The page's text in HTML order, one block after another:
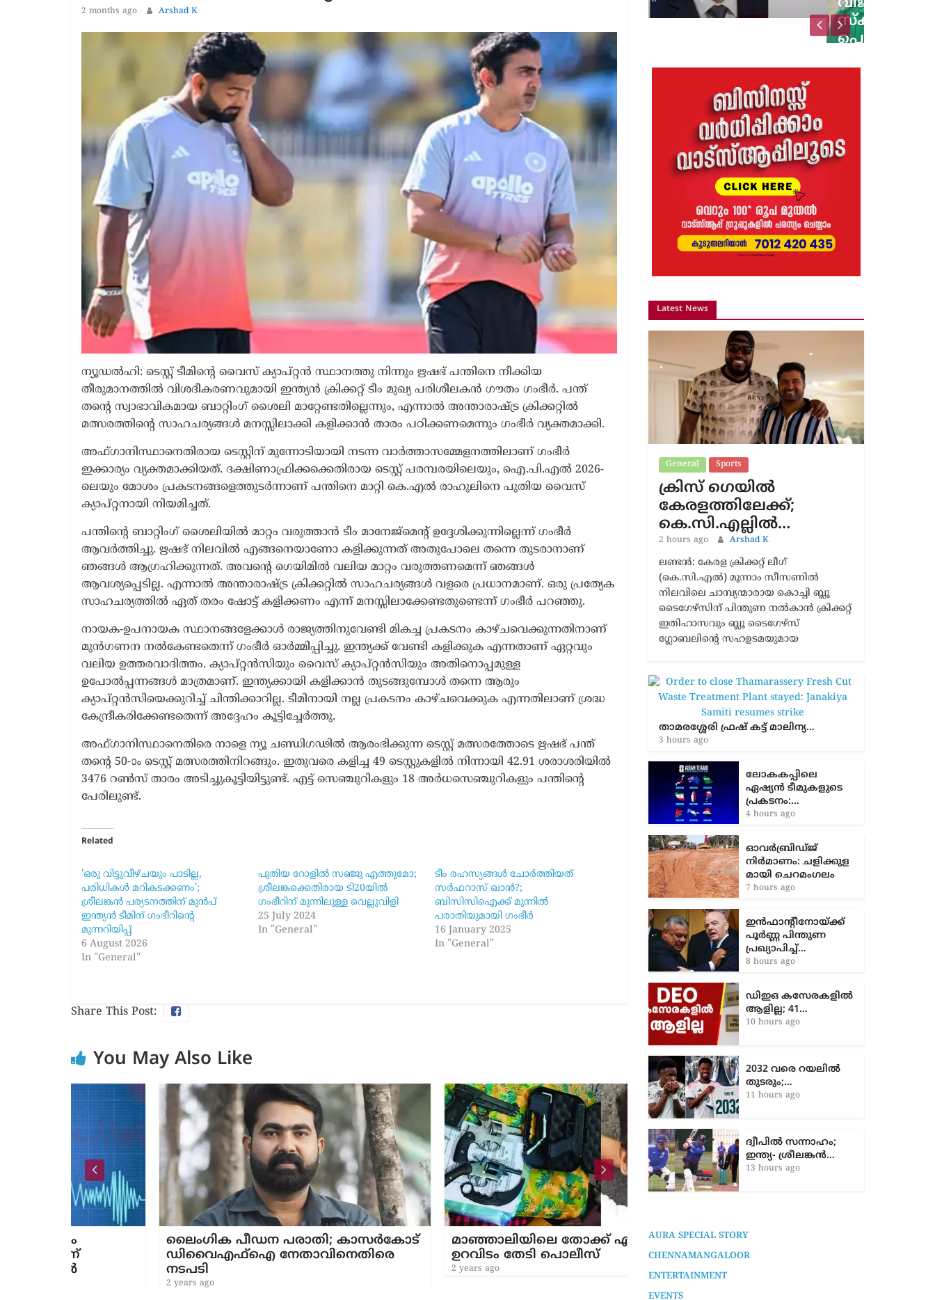
2 months ago Arshad K
ന്യൂഡൽഹി: ടെസ്റ്റ് ടീമിന്റെ വൈസ് ക്യാപ്റ്റൻ സ്ഥാനത്തു നിന്നും ഋഷഭ് പന്തിനെ നീക്കിയ
തീരുമാനത്തിൽ വിശദീകരണവുമായി ഇന്ത്യൻ ക്രിക്കറ്റ് ടീം മുഖ്യ പരിശീലകൻ ഗൗതം ഗംഭീർ. പന്ത്
തന്റെ സ്വാഭാവികമായ ബാറ്റിംഗ് ശൈലി മാറ്റേണ്ടതില്ലെന്നും, എന്നാൽ അന്താരാഷ്ട്ര ക്രിക്കറ്റിൽ
മത്സരത്തിന്റെ സാഹചര്യങ്ങൾ മനസ്സിലാക്കി കളിക്കാൻ താരം പഠിക്കണമെന്നും ഗംഭീർ വ്യക്തമാക്കി.
അഫ്ഗാനിസ്ഥാനെതിരായ ടെസ്റ്റിന് മുന്നോടിയായി നടന്ന വാർത്താസമ്മേളനത്തിലാണ് ഗംഭീർ
ഇക്കാര്യം വ്യക്തമാക്കിയത്. ദക്ഷിണാഫ്രിക്കക്കെതിരായ ടെസ്റ്റ് പരമ്പരയിലെയും, ഐ.പി.എൽ 2026-
ലെയും മോശം പ്രകടനങ്ങളെത്തുടർന്നാണ് പന്തിനെ മാറ്റി കെ.എൽ രാഹുലിനെ പുതിയ വൈസ്
ക്യാപ്റ്റനായി നിയമിച്ചത്.
പന്തിന്‍റെ ബാറ്റിംഗ് ശൈലിയിൽ മാറ്റം വരുത്താൻ ടീം മാനേജ്‌മെന്‍റ് ഉദ്ദേശിക്കുന്നില്ലെന്ന് ഗംഭീർ
ആവർത്തിച്ചു. ഋഷഭ് നിലവിൽ എങ്ങനെയാണോ കളിക്കുന്നത് അതുപോലെ തന്നെ തുടരാനാണ്
ഞങ്ങൾ ആഗ്രഹിക്കുന്നത്. അവന്റെ ഗെയിമിൽ വലിയ മാറ്റം വരുത്തണമെന്ന് ഞങ്ങൾ
ആവശ്യപ്പെടില്ല. എന്നാൽ അന്താരാഷ്ട്ര ക്രിക്കറ്റിൽ സാഹചര്യങ്ങൾ വളരെ പ്രധാനമാണ്. ഒരു പ്രത്യേക
സാഹചര്യത്തിൽ ഏത് തരം ഷോട്ട് കളിക്കണം എന്ന് മനസ്സിലാക്കേണ്ടതുണ്ടെന്ന് ഗംഭീർ പറഞ്ഞു.
നായക-ഉപനായക സ്ഥാനങ്ങളേക്കാൾ രാജ്യത്തിനുവേണ്ടി മികച്ച പ്രകടനം കാഴ്ചവെക്കുന്നതിനാണ്
മുൻഗണന നൽകേണ്ടതെന്ന് ഗംഭീർ ഓർമ്മിപ്പിച്ചു. ഇന്ത്യക്ക് വേണ്ടി കളിക്കുക എന്നതാണ് ഏറ്റവും
വലിയ ഉത്തരവാദിത്തം. ക്യാപ്റ്റൻസിയും വൈസ് ക്യാപ്റ്റൻസിയും അതിനൊപ്പമുള്ള
ഉപോൽപ്പന്നങ്ങൾ മാത്രമാണ്. ഇന്ത്യക്കായി കളിക്കാൻ തുടങ്ങുമ്പോൾ തന്നെ ആരും
ക്യാപ്റ്റൻസിയെക്കുറിച്ച് ചിന്തിക്കാറില്ല. ടീമിനായി നല്ല പ്രകടനം കാഴ്ചവെക്കുക എന്നതിലാണ് ശ്രദ്ധ
കേന്ദ്രീകരിക്കേണ്ടതെന്ന് അദ്ദേഹം കൂട്ടിച്ചേർത്തു.
അഫ്ഗാനിസ്ഥാനെതിരെ നാളെ ന്യൂ ചണ്ഡിഗഢിൽ ആരംഭിക്കുന്ന ടെസ്റ്റ് മത്സരത്തോടെ ഋഷഭ് പന്ത്
തന്‍റെ 50-ാം ടെസ്റ്റ് മത്സരത്തിനിറങ്ങും. ഇതുവരെ കളിച്ച 49 ടെസ്റ്റുകളിൽ നിന്നായി 42.91 ശരാശരിയിൽ
3476 റൺസ് താരം അടിച്ചുകൂട്ടിയിട്ടുണ്ട്. എട്ട് സെഞ്ചുറികളും 18 അർധസെഞ്ചുറികളും പന്തിന്റെ
പേരിലുണ്ട്.
Related
'ഒരു വിട്ടുവീഴ്ചയും പാടില്ല,
പരിധികൾ മറികടക്കണം';
ശ്രീലങ്കൻ പര്യടനത്തിന് മുൻപ്
ഇന്ത്യൻ ടീമിന് ഗംഭീറിന്റെ
മുന്നറിയിപ്പ്
6 August 2026
In "General"
പുതിയ റോളിൽ സഞ്ജു എത്തുമോ;
ശ്രീലങ്കക്കെതിരായ ടി20യിൽ
ഗംഭീറിന് മുന്നിലുള്ള വെല്ലുവിളി
25 July 2024
In "General"
ടീം രഹസ്യങ്ങൾ ചോർത്തിയത്
സർഫറാസ് ഖാൻ​?;
ബിസിസിഐക്ക് മുന്നിൽ
പരാതിയുമായി ഗംഭീർ
16 January 2025
In "General"
Share This Post:
You May Also Like
ലൈംഗിക പീഡന പരാതി; കാസർകോട്
ഡിവൈഎഫ്ഐ നേതാവിനെതിരെ
മാഞ്ഞാലിയിലെ തോക്ക് എവിടെനിന്ന്?
ഉറവിടം തേടി പൊലീസ്
കോഴിക്കോട് കൂടരഞ്ഞിയിലും
പ്രകമ്പനം; ഭൂമിക്കടിയിൽ നിന്ന്
ഉഗ്രശബ്ദം കേട്ടെന്ന് നാട്ടുകാർ
സ്കൂട്ടറിലെ പടക്കം
Sports
ക്രിസ് ഗെയിൽ
കേരളത്തിലേക്ക്;
കെ.സി.എല്ലിൽ…
2 hours ago Arshad K
ലണ്ടൻ: കേരള ക്രിക്കറ്റ് ലീഗ്
(കെ.സി.എൽ) മൂന്നാം സീസണിൽ
നിലവിലെ ചാമ്പ്യന്മാരായ കൊച്ചി ബ്ലൂ
ടൈഗേഴ്സിന് പിന്തുണ നൽകാൻ ക്രിക്കറ്റ്
താമരശ്ശേരി ഫ്രഷ് കട്ട് മാലിന്യ…
3 hours ago
ലോകകപ്പിലെ
ഏഷ്യന്‍ ടീമുകളുടെ
4 hours ago
ഓവർബ്രിഡ്ജ്
നിർമാണം: ച​ളി​ക്കു​ള​
7 hours ago
ഇൻഫാന്റീനോയ്ക്ക്
പൂർണ്ണ പിന്തുണ
8 hours ago
ഡിഇഒ കസേരകളില്‍
2032 വരെ റയലിൽ
ദ്വീപിൽ സന്നാഹം;
AURA SPECIAL STORY
CHENNAMANGALOOR